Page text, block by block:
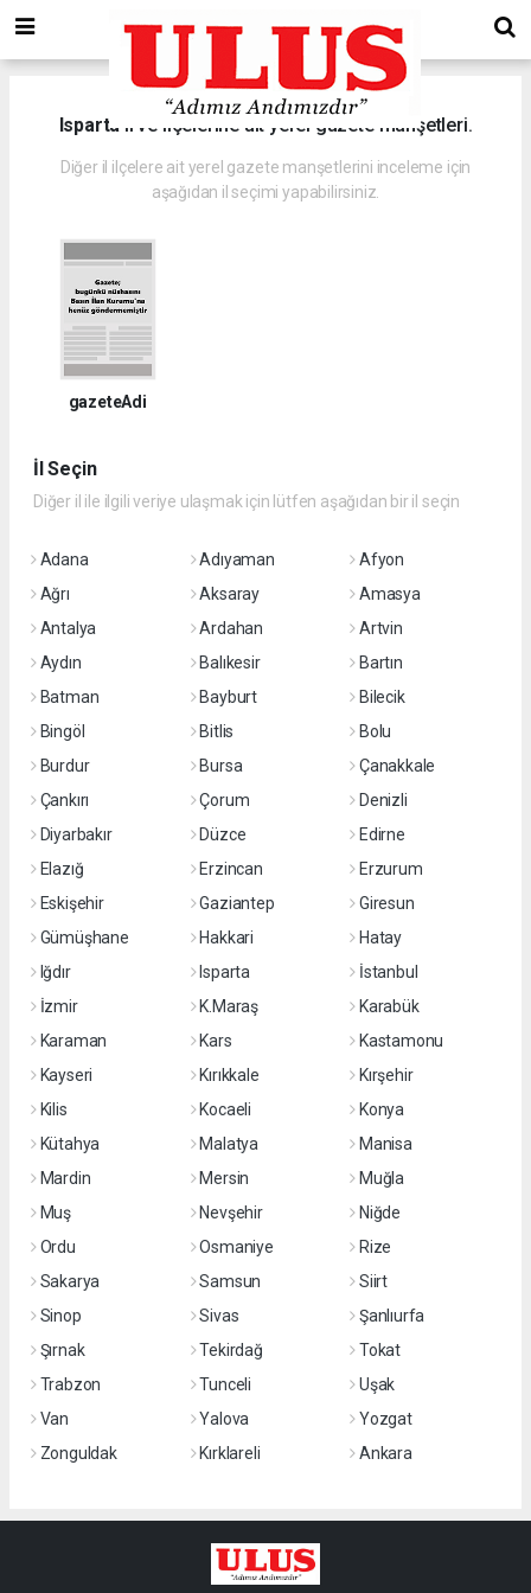
Isparta il ve ilçelerine ait yerel gazete manşetleri.
Diğer il ilçelere ait yerel gazete manşetlerini inceleme için
aşağıdan il seçimi yapabilirsiniz.
gazeteAdi
İl Seçin
Diğer il ile ilgili veriye ulaşmak için lütfen aşağıdan bir il seçin
Adana Adıyaman
Afyon
Ağrı
Aksaray
Amasya
Antalya
Ardahan
Artvin
Aydın
Balıkesir
Bartın
Batman
Bayburt
Bilecik
Bingöl
Bitlis
Bolu
Burdur
Bursa
Çanakkale
Çankırı
Çorum
Denizli
Diyarbakır
Düzce
Edirne
Elazığ
Erzincan
Erzurum
Eskişehir
Gaziantep
Giresun
Gümüşhane
Hakkari
Hatay
Iğdır
Isparta
İstanbul
İzmir
K.Maraş
Karabük
Karaman
Kars
Kastamonu
Kayseri
Kırıkkale
Kırşehir
Kilis
Kocaeli
Konya
Kütahya
Malatya
Manisa
Mardin
Mersin
Muğla
Muş
Nevşehir
Niğde
Ordu
Osmaniye
Rize
Sakarya
Samsun
Siirt
Sinop
Sivas
Şanlıurfa
Şırnak
Tekirdağ
Tokat
Trabzon
Tunceli
Uşak
Van
Yalova
Yozgat
Zonguldak
Kırklareli Ankara